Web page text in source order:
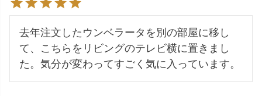
去年注文したウンベラータを別の部屋に移し
て、こちらをリビングのテレビ横に置きまし
た。気分が変わってすごく気に入っています。